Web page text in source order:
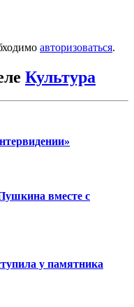
авторизоваться.
Культура
вместе с
у памятника